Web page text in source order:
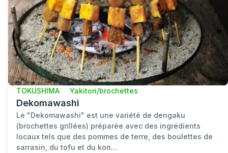
TOKUSHIMA Yakitori/brochettes
Dekomawashi
Le "Dekomawashi" est une variété de dengaku
(brochettes grillées) préparée avec des ingrédients
locaux tels que des pommes de terre, des boulettes de
sarrasin, du tofu et du kon...